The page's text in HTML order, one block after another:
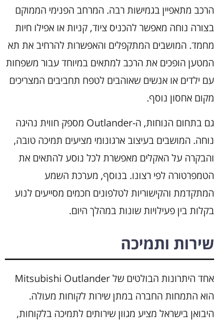
הרכב מתאפיין בגמישות רבה. המרחב הפנימי הממוקם
בצורה נוחה מאפשר להכניס ציוד, קניות או אפילו חיות
מחמד. המושבים המתקפלים והאפשרות להרחיב את תא
המטען הופכים את הרכב למתאים במיוחד עבור משפחות
עם ילדים או אנשים שאוהבים לטפח תחביבים המצריכים
מקום אחסון נוסף.
גם בתחום הנוחות, ה-Outlander מספק חווית נהיגה
נוחה. המושבים בעיצוב ארגונומי מציעים תמיכה טובה,
והבקרה על האקלים מאפשרת לכל נוסע להתאים את
הטמפרטורה לפי רצונו. בנוסף, מערכת השמע
המתקדמת והקישוריות לטלפונים חכמים מסייעים לנוע
בקלות בין פעילויות שונות במהלך היום.
שירות ותמיכה
אחד היתרונות הבולטים של Mitsubishi Outlander
הוא התמחות החברה במתן שירות לקוחות מעולה.
היבואן בישראל מציע מגוון שירותים לתמיכה בלקוחות,